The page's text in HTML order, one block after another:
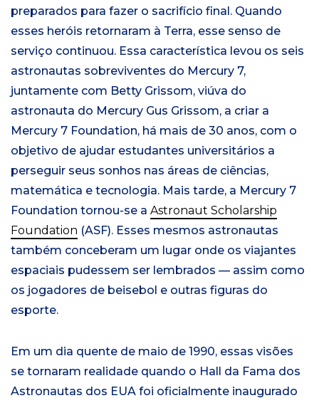
preparados para fazer o sacrifício final. Quando
esses heróis retornaram à Terra, esse senso de
serviço continuou. Essa característica levou os seis
astronautas sobreviventes do Mercury 7,
juntamente com Betty Grissom, viúva do
astronauta do Mercury Gus Grissom, a criar a
Mercury 7 Foundation, há mais de 30 anos, com o
objetivo de ajudar estudantes universitários a
perseguir seus sonhos nas áreas de ciências,
matemática e tecnologia. Mais tarde, a Mercury 7
Foundation tornou-se a Astronaut Scholarship
Foundation (ASF). Esses mesmos astronautas
também conceberam um lugar onde os viajantes
espaciais pudessem ser lembrados — assim como
os jogadores de beisebol e outras figuras do
esporte.
Em um dia quente de maio de 1990, essas visões
se tornaram realidade quando o Hall da Fama dos
Astronautas dos EUA foi oficialmente inaugurado